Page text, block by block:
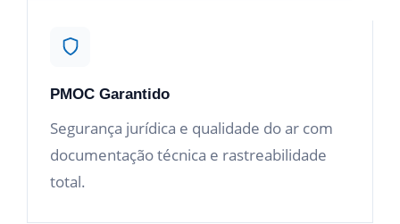
PMOC Garantido
Segurança jurídica e qualidade do ar com
documentação técnica e rastreabilidade
total.